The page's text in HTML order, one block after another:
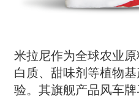
米拉尼作为全球农业
白质、甜味剂等植物
验。其旗舰产品风车